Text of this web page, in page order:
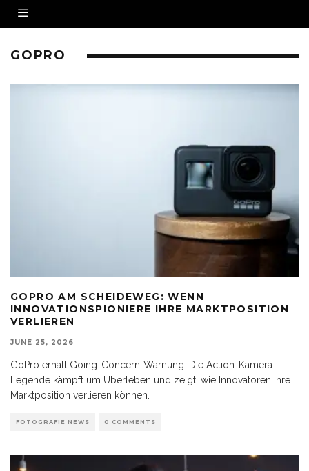
GOPRO
GOPRO AM SCHEIDEWEG: WENN
INNOVATIONSPIONIERE IHRE MARKTPOSITION
VERLIEREN
JUNE 25, 2026
GoPro erhält Going-Concern-Warnung: Die Action-Kamera-
Legende kämpft um Überleben und zeigt, wie Innovatoren ihre
Marktposition verlieren können.
FOTOGRAFIE NEWS 0 COMMENTS